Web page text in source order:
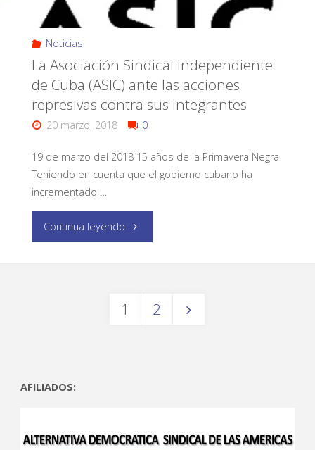
Noticias
La Asociación Sindical Independiente
de Cuba (ASIC) ante las acciones
represivas contra sus integrantes
20 marzo, 2018 0
19 de marzo del 2018 15 años de la Primavera Negra
Teniendo en cuenta que el gobierno cubano ha
incrementado …
Continua leyendo
1 2
AFILIADOS: